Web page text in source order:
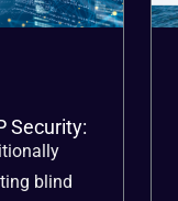
Security:
blind